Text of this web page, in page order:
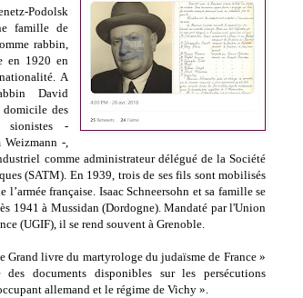
Podolsk
famille de
rabbin,
en 1920 en
A
David
domicile des
sionistes -
-,
comme administrateur délégué de la Société
(SATM). En 1939, trois de ses fils sont mobilisés
l’armée française. Isaac Schneersohn et sa famille se
1941 à Mussidan (Dordogne). Mandaté par l'Union
(UGIF), il se rend souvent à Grenoble.
livre du martyrologe du judaïsme de France »
documents disponibles sur les persécutions
allemand et le régime de Vichy ».